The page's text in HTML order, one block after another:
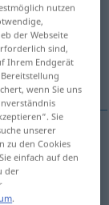
nutzen
der Webseite
sind,
Ihrem Endgerät
wenn Sie uns
Sie
unserer
zu den Cookies
einfach auf den
der
.